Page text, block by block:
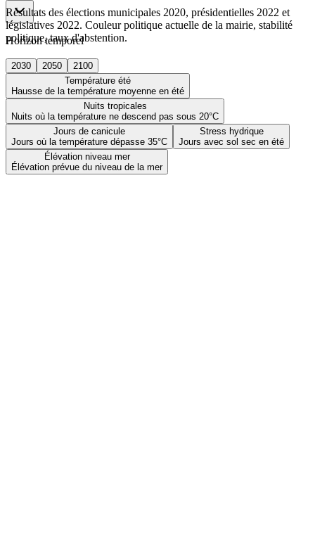
Horizon temporel
2030 2050
2100
Température été
Hausse de la température moyenne en été
Nuits tropicales
Nuits où la température ne descend pas sous 20°C
Jours de canicule
Jours où la température dépasse 35°C
Stress hydrique
Jours avec sol sec en été
Élévation niveau mer
Élévation prévue du niveau de la mer
Résultats des élections municipales 2020, présidentielles 2022 et
législatives 2022. Couleur politique actuelle de la mairie, stabilité
politique, taux d'abstention.